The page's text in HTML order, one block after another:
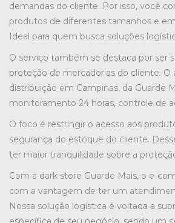
demandas do cliente. Por isso, você
produtos de diferentes tamanhos e
Ideal para quem busca soluções
O serviço também se destaca por ser
proteção de mercadorias do cliente. O
distribuição em Campinas, da Guarde
monitoramento 24 horas, controle de
O foco é restringir o acesso aos
segurança do estoque do cliente.
ter maior tranquilidade sobre a
Com a dark store Guarde Mais, o e-
com a vantagem de ter um
Nossa solução logística é voltada a